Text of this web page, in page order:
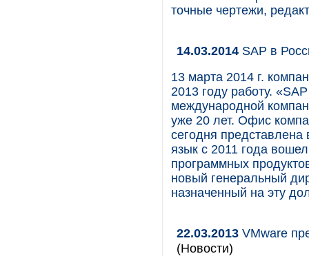
точные чертежи,
14.03.2014 SAP в
13 марта 2014 г.
2013 году работу.
международной
уже 20 лет. Офис
сегодня представлена
язык с 2011 года
программных
новый генеральный
назначенный на эту
22.03.2013 VMware
(Новости)